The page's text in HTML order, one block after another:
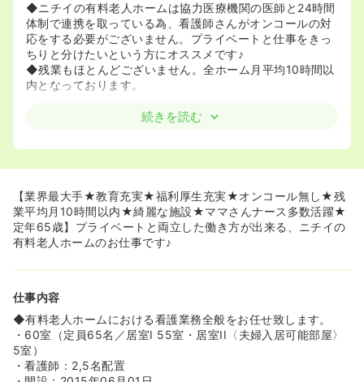
◆ニチイの有料老人ホームは協力医療機関の医師と24時間
体制で連携を取っている為、看護師さんがオンコールの対
応をする必要がございません。プライベートと仕事をきっ
ちりと分けたいという方にオススメです♪
◆残業もほとんどございません。全ホーム月平均10時間以
内となっております。
≪業界最大手のノウハウを活かした充実した教育が魅力
◆キャリアアップ制度や潜在看護師セミナーなど、介護業
の高まる介護業界で活かせるスキルを身に着けませんか？
◆看護師さんへのサポート体制も充実しています。ニチイ
で働く全国の看護師さんをつなぐ「ニチイナースネット」
を使って、日々の業務の相談やスキルアップの為の研修、
◆NCCU組合員特典として全国75,000軒以上のホテル・
映画館・レジャー施設などが優待価格にて利用できます。
（マジックキングダムクラブ、リゾートトラスト、リゾ
ル、コナミスポーツクラブ、シダックス、ニッポンレンタ
カー、てもみん等）
続きを読む
【業界最大手★教育充実★福利厚生充実★オンコール無し★残
業平均月10時間以内★綺麗な施設★ママさんナース多数活躍★
定年65歳】プライベートと両立した働き方が出来る、ニチイの
有料老人ホームのお仕事です♪
仕事内容
◆有料老人ホームにおける看護業務全般をお任せ致します。
・60室（定員65名／居室I 55室・居室II〈夫婦入居可能部屋〉
5室）
・看護師：2,5名配置